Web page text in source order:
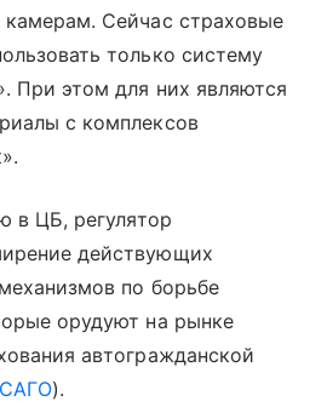
Сейчас страховые
только систему
При этом для них являются
с комплексов
в ЦБ, регулятор
действующих
по борьбе
орудуют на рынке
автогражданской
).